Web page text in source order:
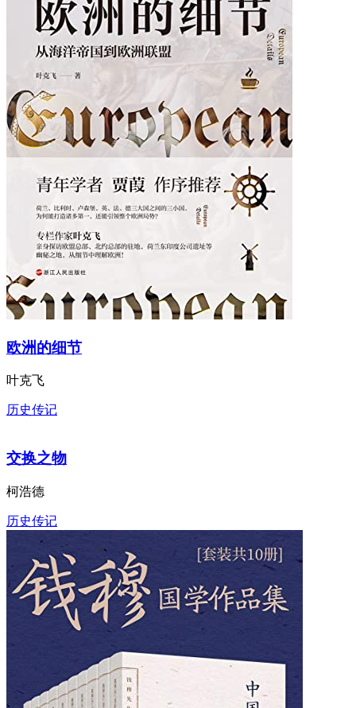
欧洲的细节
叶克飞
历史传记
交换之物
柯浩德
历史传记